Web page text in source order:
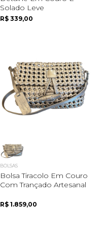
Solado Leve
R$ 339,00
BOLSAS
Bolsa Tiracolo Em Couro
Com Trançado Artesanal
R$ 1.859,00